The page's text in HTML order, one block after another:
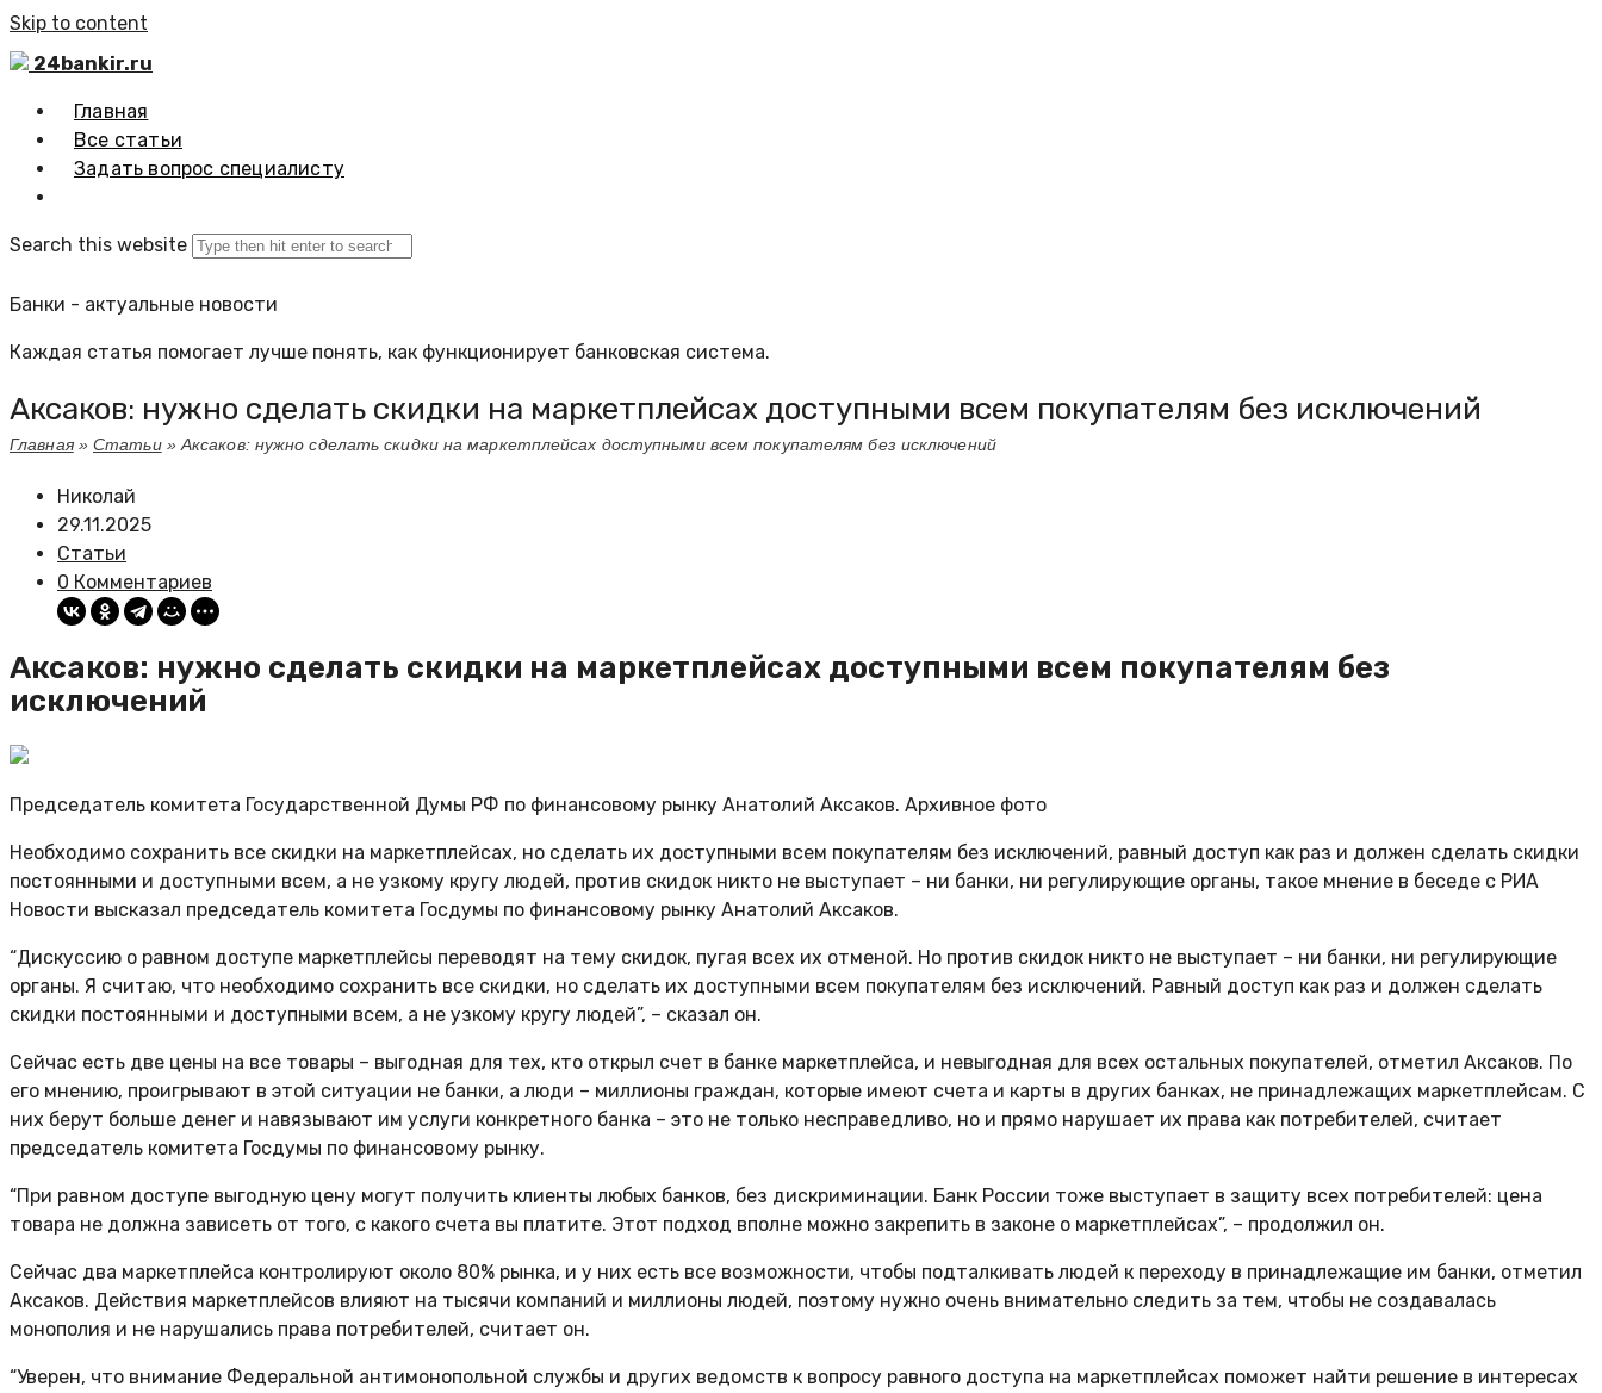
Skip to content
24bankir.ru
Главная
Все статьи
Задать вопрос специалисту
Search this website
Банки - актуальные новости
Каждая статья помогает лучше понять, как функционирует банковская система.
Аксаков: нужно сделать скидки на маркетплейсах доступными всем покупателям без исключений
Главная»Статьи» Аксаков: нужно сделать скидки на маркетплейсах доступными всем покупателям без исключений
Николай
29.11.2025
Статьи
0 Комментариев
Аксаков: нужно сделать скидки на маркетплейсах доступными всем покупателям без
исключений
Председатель комитета Государственной Думы РФ по финансовому рынку Анатолий Аксаков. Архивное фото
Необходимо сохранить все скидки на маркетплейсах, но сделать их доступными всем покупателям без исключений, равный доступ как раз и должен сделать скидки
постоянными и доступными всем, а не узкому кругу людей, против скидок никто не выступает – ни банки, ни регулирующие органы, такое мнение в беседе с РИА
Новости высказал председатель комитета Госдумы по финансовому рынку Анатолий Аксаков.
“Дискуссию о равном доступе маркетплейсы переводят на тему скидок, пугая всех их отменой. Но против скидок никто не выступает – ни банки, ни регулирующие
органы. Я считаю, что необходимо сохранить все скидки, но сделать их доступными всем покупателям без исключений. Равный доступ как раз и должен сделать
скидки постоянными и доступными всем, а не узкому кругу людей”, – сказал он.
Сейчас есть две цены на все товары – выгодная для тех, кто открыл счет в банке маркетплейса, и невыгодная для всех остальных покупателей, отметил Аксаков. По
его мнению, проигрывают в этой ситуации не банки, а люди – миллионы граждан, которые имеют счета и карты в других банках, не принадлежащих маркетплейсам. С
них берут больше денег и навязывают им услуги конкретного банка – это не только несправедливо, но и прямо нарушает их права как потребителей, считает
председатель комитета Госдумы по финансовому рынку.
“При равном доступе выгодную цену могут получить клиенты любых банков, без дискриминации. Банк России тоже выступает в защиту всех потребителей: цена
товара не должна зависеть от того, с какого счета вы платите. Этот подход вполне можно закрепить в законе о маркетплейсах”, – продолжил он.
Сейчас два маркетплейса контролируют около 80% рынка, и у них есть все возможности, чтобы подталкивать людей к переходу в принадлежащие им банки, отметил
Аксаков. Действия маркетплейсов влияют на тысячи компаний и миллионы людей, поэтому нужно очень внимательно следить за тем, чтобы не создавалась
монополия и не нарушались права потребителей, считает он.
“Уверен, что внимание Федеральной антимонопольной службы и других ведомств к вопросу равного доступа на маркетплейсах поможет найти решение в интересах